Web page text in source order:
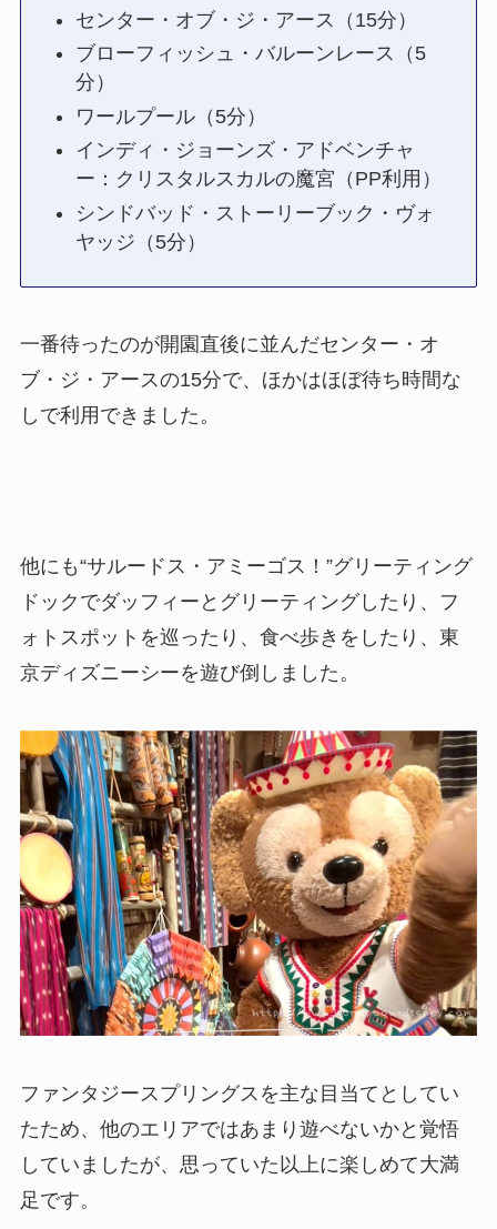
センター・オブ・ジ・アース（15分）
ブローフィッシュ・バルーンレース（5
分）
ワールプール（5分）
インディ・ジョーンズ・アドベンチャ
ー：クリスタルスカルの魔宮（PP利用）
シンドバッド・ストーリーブック・ヴォ
ヤッジ（5分）
一番待ったのが開園直後に並んだセンター・オ
ブ・ジ・アースの15分で、ほかはほぼ待ち時間な
しで利用できました。
他にも“サルードス・アミーゴス！”グリーティング
ドックでダッフィーとグリーティングしたり、フ
ォトスポットを巡ったり、食べ歩きをしたり、東
京ディズニーシーを遊び倒しました。
ファンタジースプリングスを主な目当てとしてい
たため、他のエリアではあまり遊べないかと覚悟
していましたが、思っていた以上に楽しめて大満
足です。